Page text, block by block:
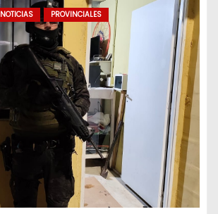
NOTICIAS PROVINCIALES